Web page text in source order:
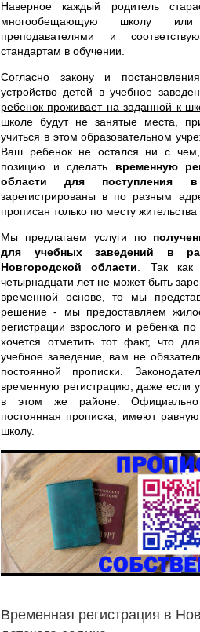
Наверное каждый родитель
многообещающую школу
преподавателями и
стандартам в обучении.
Согласно закону и
устройство детей в учебное
ребенок проживает на заданной к
школе будут не занятые места,
учиться в этом образовательном
Ваш ребенок не остался ни с
позицию и сделать временную
области для поступления
зарегистрированы в по разным
прописан только по месту жительства
Мы предлагаем услуги по
для учебных заведений в
Новгородской области . Так
четырнадцати лет не может быть
временной основе, то мы
решение - мы предоставляем
регистрации взрослого и ребенка
хочется отметить тот факт, что
учебное заведение, вам не
постоянной прописки.
временную регистрацию, даже если
в этом же районе. Официально
постоянная прописка, имеют
школу.
Временная регистрация в